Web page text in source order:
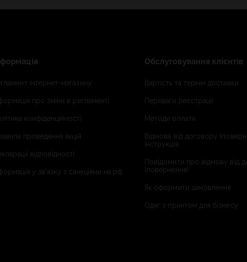
інтернет-магазину
про зміни в регламенті
конфіденційності
проведення акцій
відповідності
у зв'язку з санкціями на рф
Обслуговування клієнтів
Вартість та термін доставки
Переваги реєстрації
Методи оплати
Відмова від договору
інструкція
Повідомити про відмову від
(повернення)
Як оформити замовлення
Одяг з принтом для бізнесу